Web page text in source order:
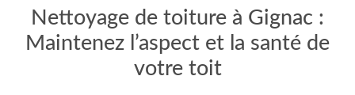
Nettoyage de toiture à Gignac :
Maintenez l’aspect et la santé de
votre toit